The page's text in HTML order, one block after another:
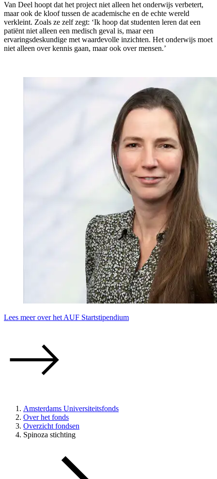
Van Deel hoopt dat het project niet alleen het onderwijs verbetert,
maar ook de kloof tussen de academische en de echte wereld
verkleint. Zoals ze zelf zegt: ‘Ik hoop dat studenten leren dat een
patiënt niet alleen een medisch geval is, maar een
ervaringsdeskundige met waardevolle inzichten. Het onderwijs moet
niet alleen over kennis gaan, maar ook over mensen.’
Lees meer over het AUF Startstipendium
Amsterdams Universiteitsfonds
Over het fonds
Overzicht fondsen
Spinoza stichting